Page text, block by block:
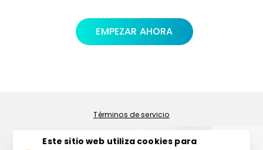
EMPEZAR AHORA
Términos de servicio
Seguridad
Este sitio web utiliza cookies para